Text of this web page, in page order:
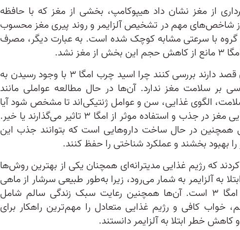
از مغز نشان داد هیپوکامپ، بخشی از مغز که با حافظه
از شاخص‌های مهم در تشخیص آلزایمر و روند پیری مغز محسوب
با سرعتی مشابه کوچک شده است. به عبارت دیگر، مصرف
نشد.
پژوهشگران اکنون قصد دارند بررسی کنند چرا اسید چرب امگا ۳ با وجود رسیدن به
بر سلامت مغز ندارد. آن‌ها در حال مطالعه عواملی مانند
الگوی غذایی، سن و عوامل ژنتیکی‌اند تا مشخص شود آیا
این عوامل بر توانایی مغز در جذب و استفاده موثر از امگا ۳ تاثیر می‌گذارند یا خیر.
همچنین در حال ساخت داروهایی است که بتوانند جذب این
بهبود بخشند و عملکرد شناختی را حفظ کنند.
که رژیم غذایی مدیترانه‌ای همچنان یکی از بهترین روش‌ها
به آلزایمر به شمار می‌رود، زیرا به‌طور طبیعی سرشار از ماهی
و اسیدهای چرب امگا ۳ است. آن‌ها همچنین رعایت سبک زندگی سالم شامل
خواب کافی و رژیم غذایی متعادل را مهم‌ترین راهکار برای
خطر ابتلا به آلزایمر دانستند.